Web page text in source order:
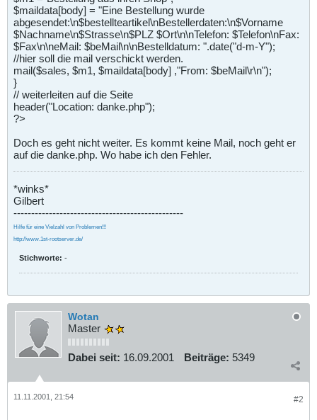
$maildata[body] = "Eine Bestellung wurde
abgesendet:\n$bestellteartikel\nBestellerdaten:\n$Vorname
$Nachname\n$Strasse\n$PLZ $Ort\n\nTelefon: $Telefon\nFax:
$Fax\n\neMail: $beMail\n\nBestelldatum: ".date("d-m-Y");
//hier soll die mail verschickt werden.
mail($sales, $m1, $maildata[body] ,"From: $beMail\r\n");
}
// weiterleiten auf die Seite
header("Location: danke.php");
?>
Doch es geht nicht weiter. Es kommt keine Mail, noch geht er
auf die danke.php. Wo habe ich den Fehler.
*winks*
Gilbert
------------------------------------------------
Hilfe für eine Vielzahl von Problemen!!!
http://www.1st-rootserver.de/
Stichworte: -
Wotan
Master
Dabei seit: 16.09.2001 Beiträge: 5349
#2
11.11.2001, 21:54